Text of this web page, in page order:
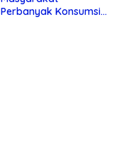
Perbanyak Konsumsi